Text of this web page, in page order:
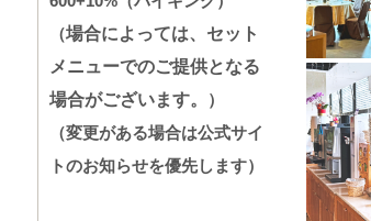
（場合によっては、セット
メニューでのご提供となる
場合がございます。
）
（変更がある場合は公式サイ
トのお知らせを優先します）